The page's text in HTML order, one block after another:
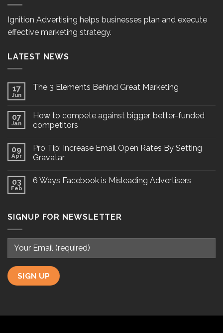
Ignition Advertising helps businesses plan and execute
effective marketing strategy.
LATEST NEWS
17
Jun
The 3 Elements Behind Great Marketing
07
Jan
How to compete against bigger, better-funded
competitors
09
Apr
Pro Tip: Increase Email Open Rates By Setting
Gravatar
03
Feb
6 Ways Facebook is Misleading Advertisers
SIGNUP FOR NEWSLETTER